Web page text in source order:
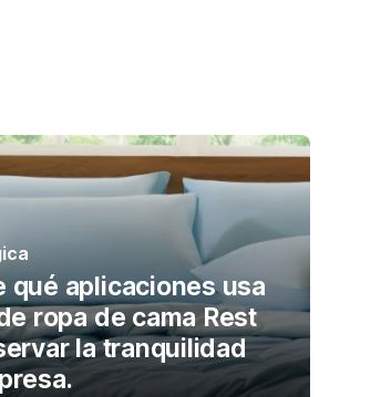
qué aplicaciones usa
ropa de cama Rest
la tranquilidad